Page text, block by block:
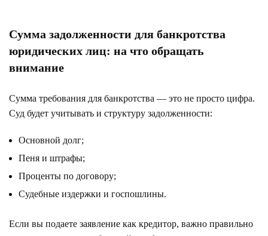
Сумма задолженности для банкротства
юридических лиц: на что обращать
внимание
Сумма требования для банкротства — это не просто цифра.
Суд будет учитывать и структуру задолженности:
Основной долг;
Пеня и штрафы;
Проценты по договору;
Судебные издержки и госпошлины.
Если вы подаете заявление как кредитор, важно правильно